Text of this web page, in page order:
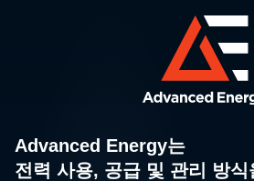
Advanced Energy는
전력 사용, 공급 및 관리 방식